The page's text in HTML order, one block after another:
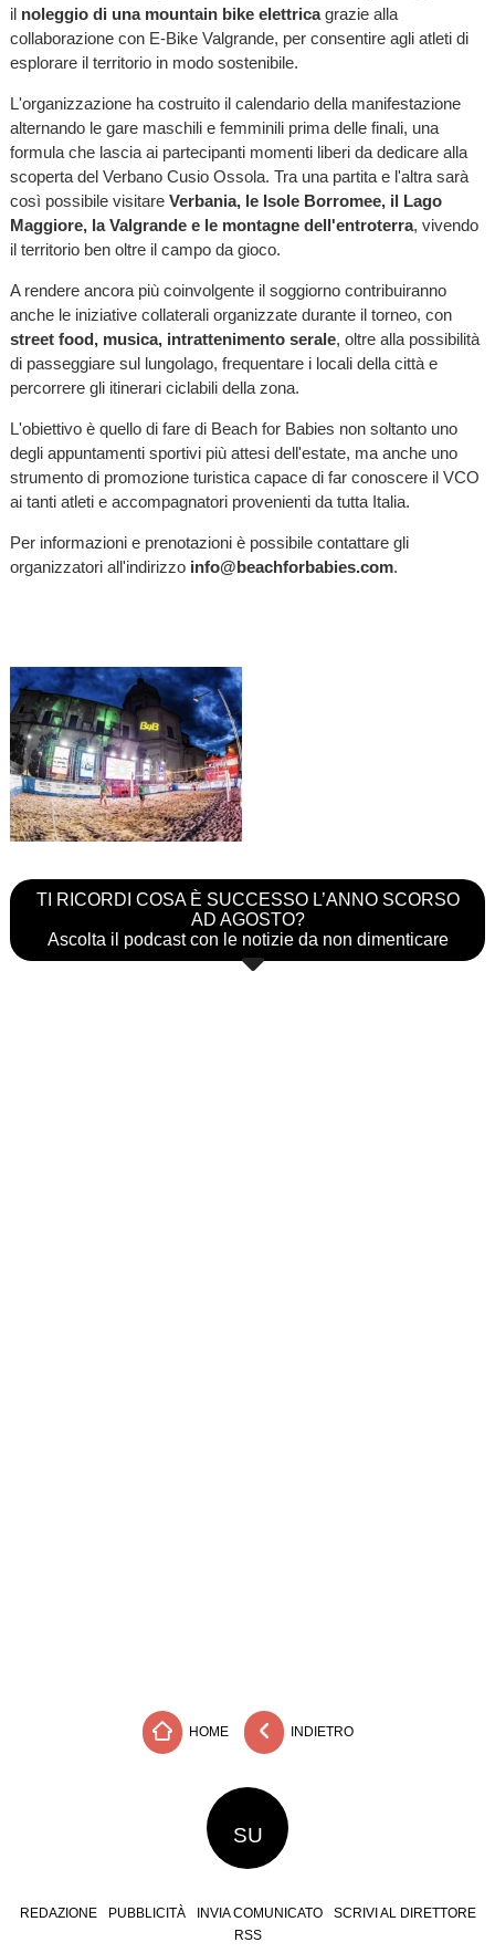
il noleggio di una mountain bike elettricagrazie alla
collaborazione con E-Bike Valgrande, per consentire agli atleti di
esplorare il territorio in modo sostenibile.
L'organizzazione ha costruito il calendario della manifestazione
alternando le gare maschili e femminili prima delle finali, una
formula che lascia ai partecipanti momenti liberi da dedicare alla
scoperta del Verbano Cusio Ossola. Tra una partita e l'altra sarà
così possibile visitare Verbania, le Isole Borromee, il Lago
Maggiore, la Valgrande e le montagne dell'entroterra, vivendo
il territorio ben oltre il campo da gioco.
A rendere ancora più coinvolgente il soggiorno contribuiranno
anche le iniziative collaterali organizzate durante il torneo, con
street food, musica, intrattenimento serale, oltre alla possibilità
di passeggiare sul lungolago, frequentare i locali della città e
percorrere gli itinerari ciclabili della zona.
L'obiettivo è quello di fare di Beach for Babies non soltanto uno
degli appuntamenti sportivi più attesi dell'estate, ma anche uno
strumento di promozione turistica capace di far conoscere il VCO
ai tanti atleti e accompagnatori provenienti da tutta Italia.
Per informazioni e prenotazioni è possibile contattare gli
organizzatori all'indirizzo info@beachforbabies.com.
TI RICORDI COSA È SUCCESSO L’ANNO SCORSO
AD AGOSTO?
Ascolta il podcast con le notizie da non dimenticare
HOME INDIETRO
SU
REDAZIONE PUBBLICITÀ INVIA COMUNICATO
SCRIVI AL DIRETTORE
RSS